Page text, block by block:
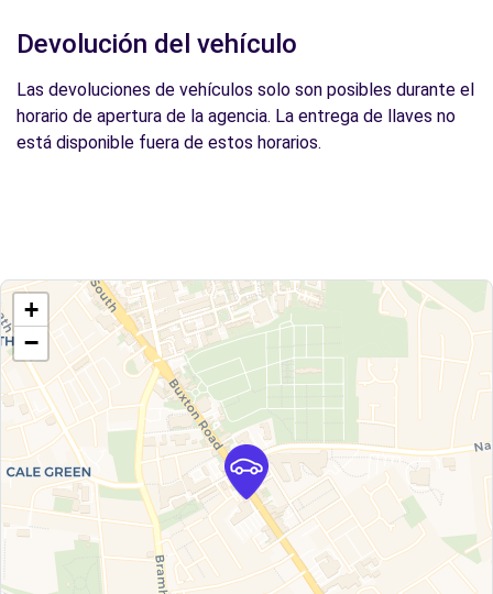
Devolución del vehículo
Las devoluciones de vehículos solo son posibles durante el
horario de apertura de la agencia. La entrega de llaves no
está disponible fuera de estos horarios.
+
−